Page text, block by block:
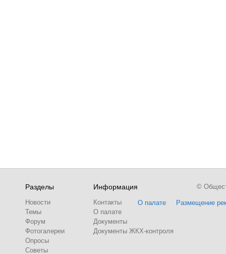
Разделы
Новости
Темы
Форум
Фотогалереи
Опросы
Советы
Информация
Контакты
О палате
Документы
Документы ЖКХ-контроля
О палате Размещение
©